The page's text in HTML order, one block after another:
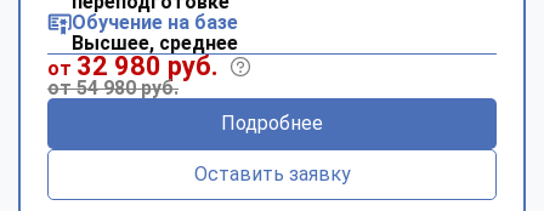
Обучение на базе
Высшее, среднее
от 32 980 руб.
от 54 980 руб.
Подробнее
Оставить заявку